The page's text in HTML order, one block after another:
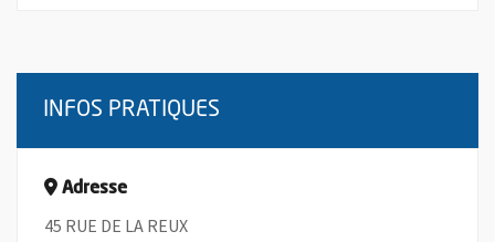
INFOS PRATIQUES
Adresse
45 RUE DE LA REUX